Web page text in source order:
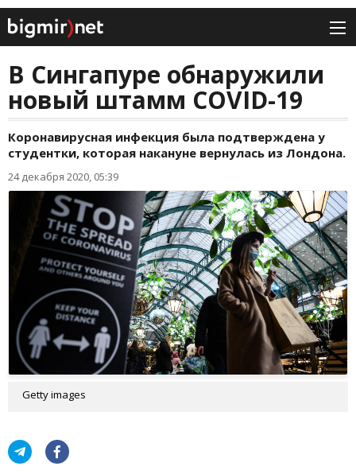
В Сингапуре обнаружили
новый штамм COVID-19
Коронавирусная инфекция была подтверждена у
студентки, которая накануне вернулась из Лондона.
24 декабря 2020, 05:39
Getty images